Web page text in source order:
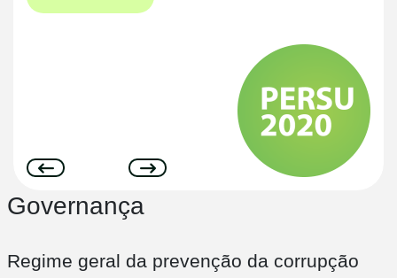
Governança
Regime geral da prevenção da corrupção